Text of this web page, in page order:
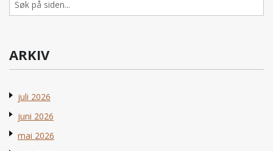
ARKIV
juli 2026
juni 2026
mai 2026